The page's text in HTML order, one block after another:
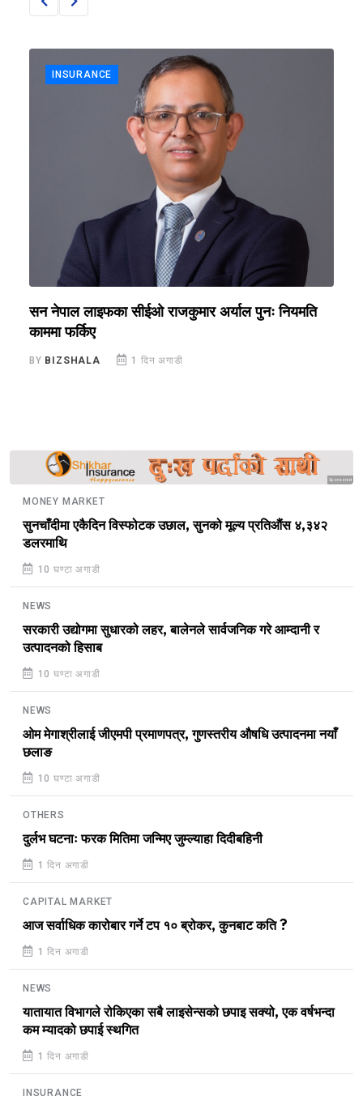
INSURANCE
सन नेपाल लाइफका सीईओ राजकुमार अर्याल पुनः नियमति
काममा फर्किए
BY BIZSHALA 1 दिन अगाडी
Sponsored
MONEY MARKET
सुनचाँदीमा एकैदिन विस्फोटक उछाल, सुनको मूल्य प्रतिऔंस ४,३४२
डलरमाथि
10 घण्टा अगाडी
NEWS
सरकारी उद्योगमा सुधारको लहर, बालेनले सार्वजनिक गरे आम्दानी र
उत्पादनको हिसाब
10 घण्टा अगाडी
NEWS
ओम मेगाश्रीलाई जीएमपी प्रमाणपत्र, गुणस्तरीय औषधि उत्पादनमा नयाँ
छलाङ
10 घण्टा अगाडी
OTHERS
दुर्लभ घटनाः फरक मितिमा जन्मिए जुम्ल्याहा दिदीबहिनी
1 दिन अगाडी
CAPITAL MARKET
आज सर्वाधिक कारोबार गर्ने टप १० ब्रोकर, कुनबाट कति ?
1 दिन अगाडी
NEWS
यातायात विभागले रोकिएका सबै लाइसेन्सको छपाइ सक्यो, एक वर्षभन्दा
कम म्यादको छपाई स्थगित
1 दिन अगाडी
INSURANCE